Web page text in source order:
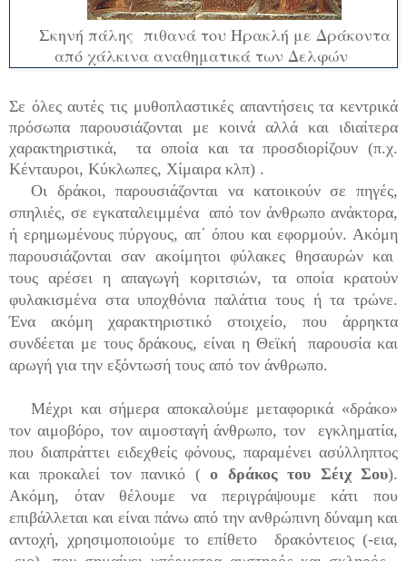
Σκηνή πάλης πιθανά του Ηρακλή με Δράκοντα
από χάλκινα αναθηματικά των Δελφών
Σε όλες αυτές τις μυθοπλαστικές απαντήσεις τα κεντρικά
πρόσωπα παρουσιάζονται με κοινά αλλά και ιδιαίτερα
χαρακτηριστικά, τα οποία και τα προσδιορίζουν (π.χ.
Κένταυροι, Κύκλωπες, Χίμαιρα κλπ) .
Οι δράκοι, παρουσιάζονται να κατοικούν σε πηγές,
σπηλιές, σε εγκαταλειμμένα από τον άνθρωπο ανάκτορα,
ή ερημωμένους πύργους, απ΄ όπου και εφορμούν. Ακόμη
παρουσιάζονται σαν ακοίμητοι φύλακες θησαυρών και
τους αρέσει η απαγωγή κοριτσιών, τα οποία κρατούν
φυλακισμένα στα υποχθόνια παλάτια τους ή τα τρώνε.
Ένα ακόμη χαρακτηριστικό στοιχείο, που άρρηκτα
συνδέεται με τους δράκους, είναι η Θεϊκή παρουσία και
αρωγή για την εξόντωσή τους από τον άνθρωπο.
Μέχρι και σήμερα αποκαλούμε μεταφορικά «δράκο»
τον αιμοβόρο, τον αιμοσταγή άνθρωπο, τον εγκληματία,
που διαπράττει ειδεχθείς φόνους, παραμένει ασύλληπτος
και προκαλεί τον πανικό (ο δράκος του Σέιχ Σου).
Ακόμη, όταν θέλουμε να περιγράψουμε κάτι που
επιβάλλεται και είναι πάνω από την ανθρώπινη δύναμη και
αντοχή, χρησιμοποιούμε το επίθετο δρακόντειος (-εια,